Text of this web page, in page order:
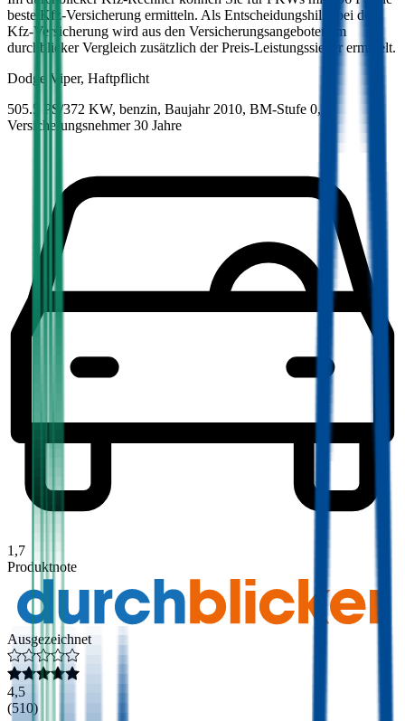
beste Kfz-Versicherung ermitteln. Als Entscheidungshilfe bei der
Kfz-Versicherung wird aus den Versicherungsangeboten im
durchblicker Vergleich zusätzlich der Preis-Leistungssieger ermittelt.
Dodge Viper, Haftpflicht
505.5 PS/372 KW, benzin, Baujahr 2010, BM-Stufe 0,
Versicherungsnehmer 30 Jahre
1,7
Produktnote
Ausgezeichnet
4,5
(510)